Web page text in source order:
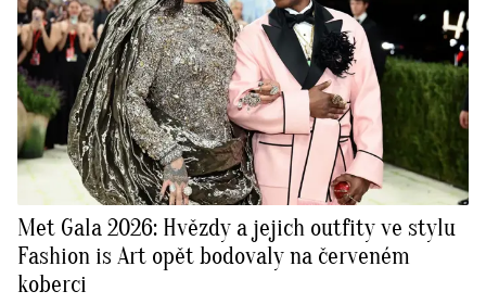
Met Gala 2026: Hvězdy a jejich outfity ve stylu
Fashion is Art opět bodovaly na červeném
koberci